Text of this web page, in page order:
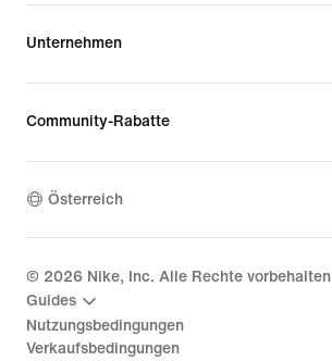
Unternehmen
Community-Rabatte
Österreich
© 2026 Nike, Inc. Alle Rechte vorbehalten
Guides
Nutzungsbedingungen
Verkaufsbedingungen